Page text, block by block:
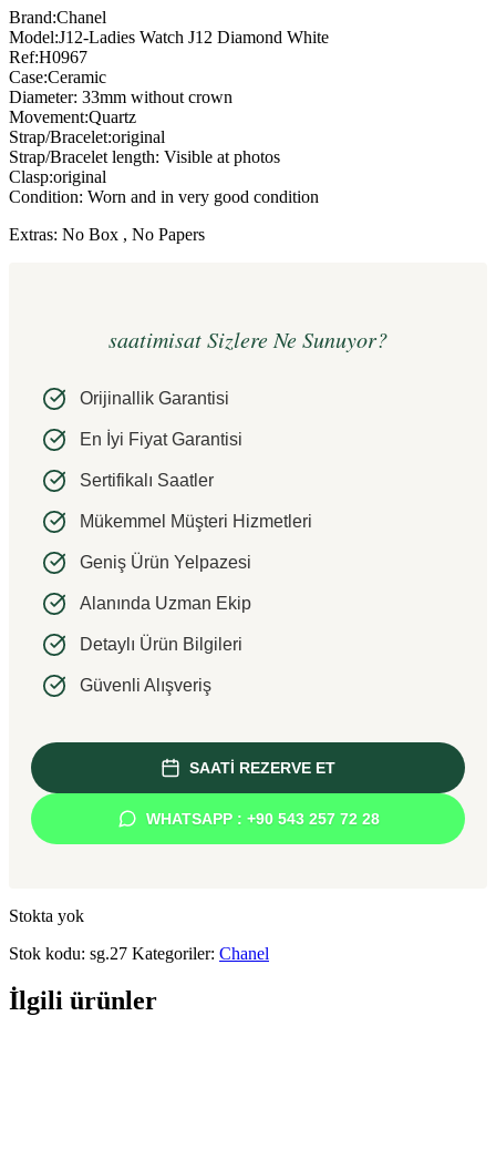
Brand:Chanel
Model:J12-Ladies Watch J12 Diamond White
Ref:H0967
Case:Ceramic
Diameter: 33mm without crown
Movement:Quartz
Strap/Bracelet:original
Strap/Bracelet length: Visible at photos
Clasp:original
Condition: Worn and in very good condition
Extras: No Box , No Papers
saatimisat Sizlere Ne Sunuyor?
Orijinallik Garantisi
En İyi Fiyat Garantisi
Sertifikalı Saatler
Mükemmel Müşteri Hizmetleri
Geniş Ürün Yelpazesi
Alanında Uzman Ekip
Detaylı Ürün Bilgileri
Güvenli Alışveriş
SAATİ REZERVE ET
WHATSAPP : +90 543 257 72 28
Stokta yok
Stok kodu: sg.27 Kategoriler: Chanel
İlgili ürünler